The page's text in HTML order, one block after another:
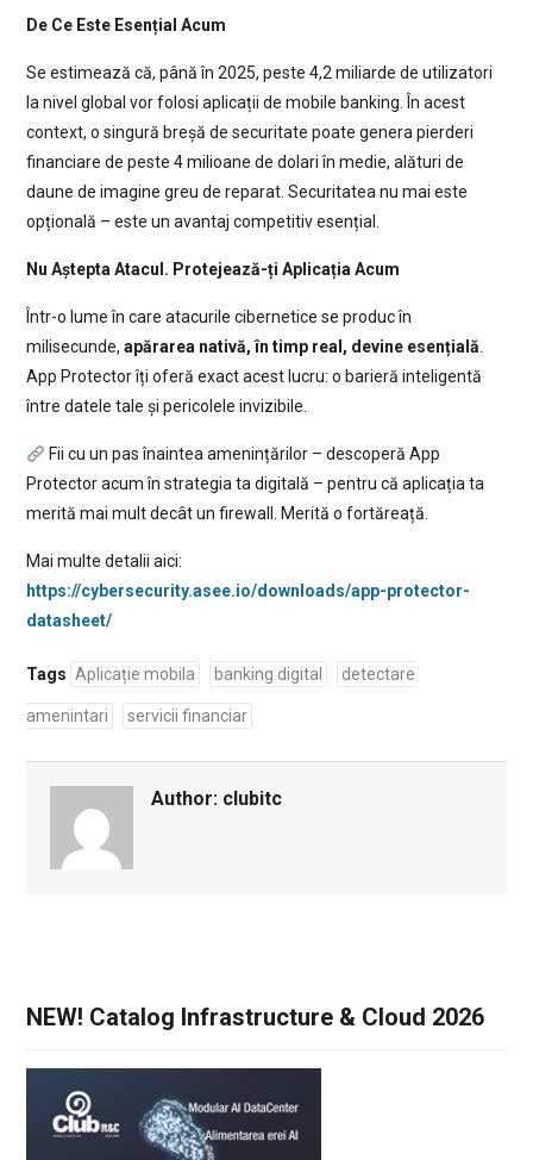
De Ce Este Esențial Acum
Se estimează că, până în 2025, peste 4,2 miliarde de utilizatori
la nivel global vor folosi aplicații de mobile banking. În acest
context, o singură breșă de securitate poate genera pierderi
financiare de peste 4 milioane de dolari în medie, alături de
daune de imagine greu de reparat. Securitatea nu mai este
opțională – este un avantaj competitiv esențial.
Nu Aștepta Atacul. Protejează-ți Aplicația Acum
Într-o lume în care atacurile cibernetice se produc în
milisecunde, apărarea nativă, în timp real, devine esențială.
App Protector îți oferă exact acest lucru: o barieră inteligentă
între datele tale și pericolele invizibile.
Fii cu un pas înaintea amenințărilor – descoperă App
Protector acum în strategia ta digitală – pentru că aplicația ta
merită mai mult decât un firewall. Merită o fortăreață.
Mai multe detalii aici:
https://cybersecurity.asee.io/downloads/app-protector-
datasheet/
Tags Aplicație mobila banking digital detectare
amenintari servicii financiar
Author: clubitc
NEW! Catalog Infrastructure & Cloud 2026